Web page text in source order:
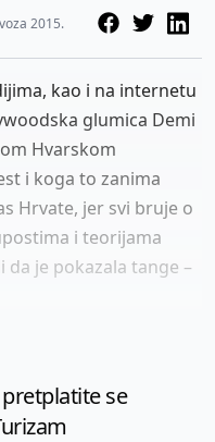
2015.
kao i na internetu
glumica Demi
Hvarskom
i koga to zanima
Hrvate, jer svi bruje o
i teorijama
da je pokazala tange –
se